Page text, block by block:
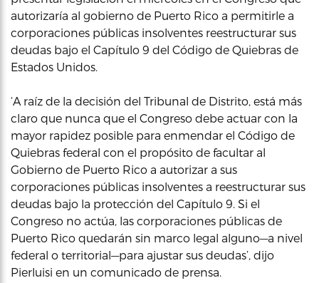
autorizaría al gobierno de Puerto Rico a permitirle a
corporaciones públicas insolventes reestructurar sus
deudas bajo el Capítulo 9 del Código de Quiebras de
Estados Unidos.
‘A raíz de la decisión del Tribunal de Distrito, está más
claro que nunca que el Congreso debe actuar con la
mayor rapidez posible para enmendar el Código de
Quiebras federal con el propósito de facultar al
Gobierno de Puerto Rico a autorizar a sus
corporaciones públicas insolventes a reestructurar sus
deudas bajo la protección del Capítulo 9. Si el
Congreso no actúa, las corporaciones públicas de
Puerto Rico quedarán sin marco legal alguno—a nivel
federal o territorial—para ajustar sus deudas’, dijo
Pierluisi en un comunicado de prensa.